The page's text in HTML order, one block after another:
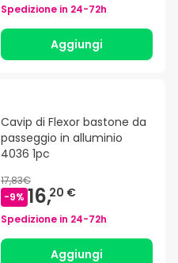
Spedizione in 24-72h
Aggiungi
Cavip di Flexor bastone da
passeggio in alluminio
4036 1pc
17,83€
-9% 16,20 €
Spedizione in 24-72h
Aggiungi